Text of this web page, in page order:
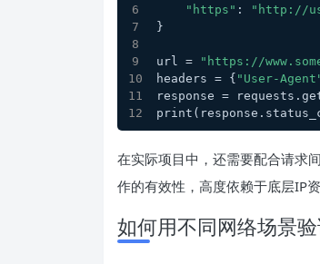
"https" :
"http://
}
url =
"https://
headers = { "User-
response =
在实际项目中，还需要配合请求
作的有效性，高度依赖于底层IP
如何用不同网络场景